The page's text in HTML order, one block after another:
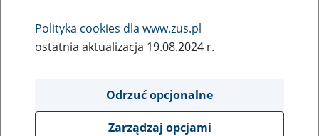
Rodzaj wydarzenia
Szkolenia
Obszar merytoryczny
obsługa klientów
Polityka cookies dla www.zus.pl
ostatnia aktualizacja 19.08.2024 r.
Odrzuć opcjonalne
Zarządzaj opcjami